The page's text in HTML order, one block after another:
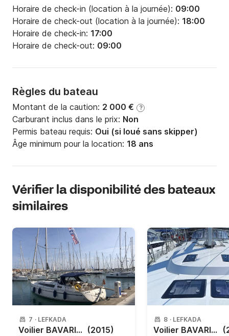
Horaire de check-in (location à la journée): 09:00
Horaire de check-out (location à la journée): 18:00
Horaire de check-in: 17:00
Horaire de check-out: 09:00
Règles du bateau
Montant de la caution: 2 000 € ?
Carburant inclus dans le prix: Non
Permis bateau requis: Oui (si loué sans skipper)
Âge minimum pour la location: 18 ans
Vérifier la disponibilité des bateaux
similaires
7 · LEFKADA
Voilier BAVARIA CRUISER 37 11.3m (2015)
8 · LEFKADA
Voilier BAVARIA 45 CRUISER 14.27m